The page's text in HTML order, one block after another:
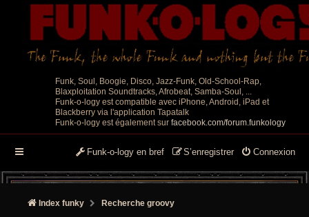
Funk, Soul, Boogie, Disco, Jazz-Funk, Old-School-Rap,
Blaxploitation Soundtracks, Afrobeat, Samba-Soul, ...
Funk-o-logy est compatible avec iPhone, Android, iPad et
Blackberry via l'application Tapatalk
Funk-o-logy est également sur facebook.com/forum.funkology
Connexion
S’enregistrer
Funk-o-logy en bref
Index funky Recherche groovy